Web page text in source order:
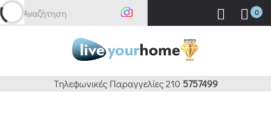
Αναζήτηση εδ 0
Τηλεφωνικές Παραγγελίες 210 5757499